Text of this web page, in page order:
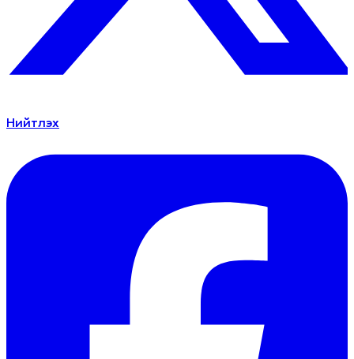
Нийтлэх